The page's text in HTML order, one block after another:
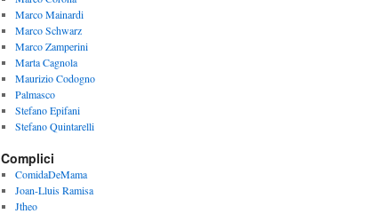
Marco Mainardi
Marco Schwarz
Marco Zamperini
Marta Cagnola
Maurizio Codogno
Palmasco
Stefano Epifani
Stefano Quintarelli
Complici
ComidaDeMama
Joan-Lluis Ramisa
Jtheo